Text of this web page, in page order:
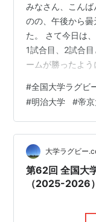
笑福亭鶴瓶（
桂三度／渡辺鐘
北野誠 （お笑い
石田靖 （お笑
原田伸郎 （タ
清水國明 （タ
成本年秀 （元
倉義和 （プロ
平野佳寿（プ
渡邉将基 （サ
みなさん、こん
のの、午後から
た。 さて今日は
1試合目、2試合
ームが勝ったよ
しょうか。 個人
ような、接戦を期
に。 それでは、
#全国大学ラグビ
#明治大学 #帝
大学ラグビー
第62回 全国大
（2025-2026）